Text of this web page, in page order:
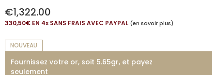
€1,322.00
330,50€ EN 4xSANS FRAIS AVEC PAYPAL (en savoir plus)
NOUVEAU
Fournissez votre or, soit 5.65gr, et payez
seulement